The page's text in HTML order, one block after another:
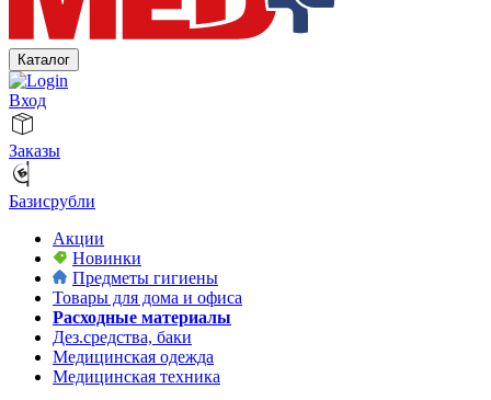
Каталог
Вход
Заказы
Базисрубли
Акции
Новинки
Предметы гигиены
Товары для дома и офиса
Расходные материалы
Дез.средства, баки
Медицинская одежда
Медицинская техника